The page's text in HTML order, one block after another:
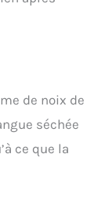
de noix de
séchée
ce que la